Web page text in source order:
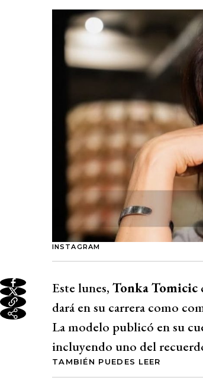
INSTAGRAM
Este lunes, Tonka Tomicic
dará en su carrera como
La modelo publicó en su
incluyendo uno del
TAMBIÉN PUEDES LEER